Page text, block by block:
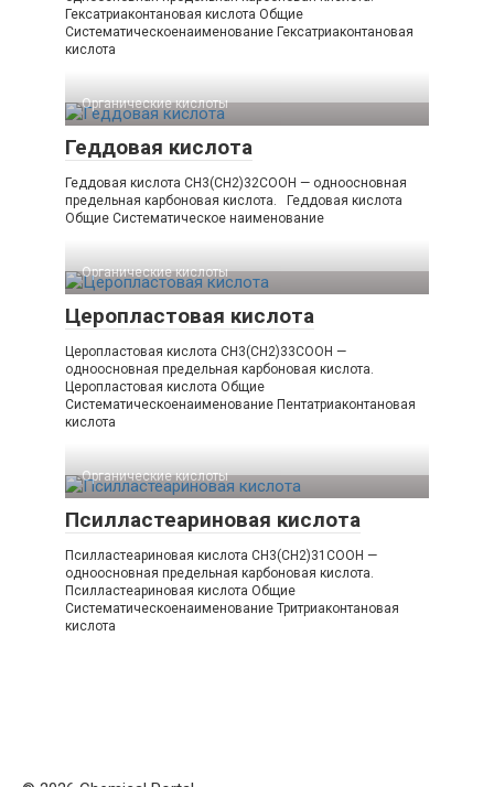
Гексатриаконтановая кислота Общие
Систематическоенаименование Гексатриаконтановая
кислота
Органические кислоты‎
Геддовая кислота
Геддовая кислота CH3(CH2)32COOH — одноосновная
предельная карбоновая кислота. Геддовая кислота
Общие Систематическое наименование
Органические кислоты‎
Церопластовая кислота
Церопластовая кислота CH3(CH2)33COOH —
одноосновная предельная карбоновая кислота.
Церопластовая кислота Общие
Систематическоенаименование Пентатриаконтановая
кислота
Органические кислоты‎
Псилластеариновая кислота
Псилластеариновая кислота CH3(CH2)31COOH —
одноосновная предельная карбоновая кислота.
Псилластеариновая кислота Общие
Систематическоенаименование Тритриаконтановая
кислота